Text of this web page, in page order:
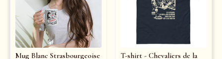
Mug Blanc Strasbourgeoise T-shirt - Chevaliers de la